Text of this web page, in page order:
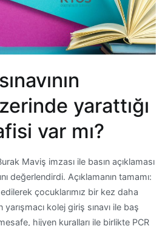
yarattığı
var mı?
Maviş imzası ile basın açıklaması
değerlendirdi. Açıklamanın tamamı:
çocuklarımız bir kez daha
kolej giriş sınavı ile baş
hijyen kuralları ile birlikte PCR